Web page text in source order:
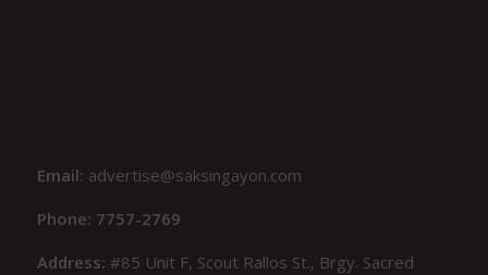
Email: advertise@saksingayon.com
Phone: 7757-2769
Address:#85 Unit F, Scout Rallos St., Brgy. Sacred